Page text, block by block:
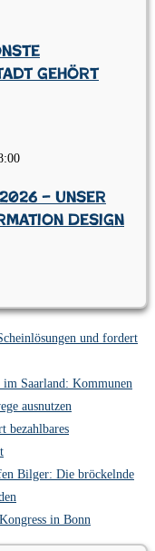
gehört
– Unser
Design
und fordert
Saarland: Kommunen
ausnutzen
bezahlbares
Bilger: Die bröckelnde
in Bonn